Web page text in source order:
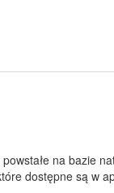
na bazie
dostępne są w